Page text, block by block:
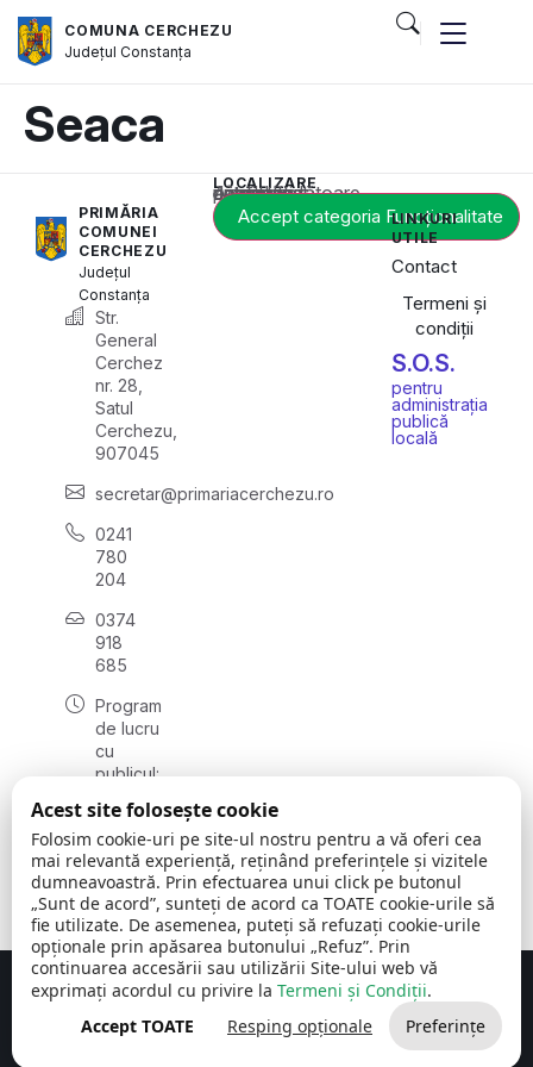
COMUNA CERCHEZU
JudețulConstanța
Seaca
PRIMĂRIA
COMUNEI
CERCHEZU
Județul
Constanța
Str.
General
Cerchez
nr. 28,
Satul
Cerchezu,
907045
secretar@primariacerchezu.ro
0241
780
204
0374
918
685
Program
de lucru
cu
publicul:
08:00 -
16:30
, vineri:
08:00 -
14:00
LOCALIZARE
Acest conținut este blocat până când acceptați categoria corespunzătoare de cookie-uri.
Accept categoria Funcționalitate
LINKURI
UTILE
Contact
Termeni și
condiții
S.O.S.
pentru
administrația
publică
locală
Comuna Cerchezu © 2026Toate drepturile rezervate
Concept realizat de Big Media Relații Publice SRL
Acest site folosește cookie
Folosim cookie-uri pe site-ul nostru pentru a vă oferi cea
mai relevantă experiență, reținând preferințele și vizitele
dumneavoastră. Prin efectuarea unui click pe butonul
„Sunt de acord”, sunteți de acord ca TOATE cookie-urile să
fie utilizate. De asemenea, puteți să refuzați cookie-urile
opționale prin apăsarea butonului „Refuz”. Prin
continuarea accesării sau utilizării Site-ului web vă
exprimați acordul cu privire la Termeni și Condiții.
Accept TOATE
Resping opționale Preferințe